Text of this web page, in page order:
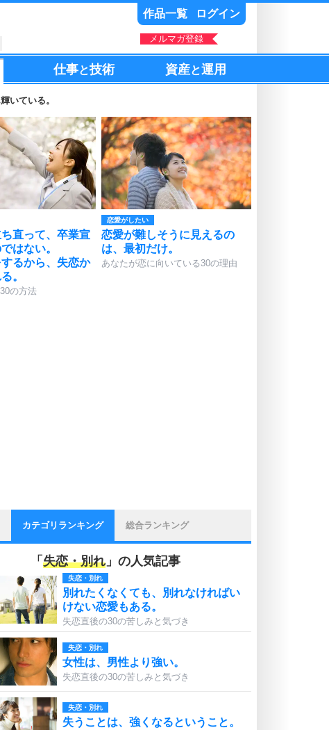
作品一覧 ログイン
メルマガ登録
仕事と技術 資産と運用
いている。
直って、卒業宣
はない。
るから、失恋か
。
の方法
恋愛がしたい
恋愛が難しそうに見えるの
は、最初だけ。
あなたが恋に向いている30の理由
カテゴリランキング 総合ランキング
「 失恋・別れ 」の人気記事
失恋・別れ
別れたくなくても、別れなければい
けない恋愛もある。
失恋直後の30の苦しみと気づき
失恋・別れ
女性は、男性より強い。
失恋直後の30の苦しみと気づき
失恋・別れ
失うことは、強くなるということ。